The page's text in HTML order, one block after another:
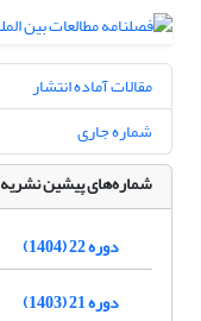
مقالات آماده انتشار
شماره جاری
شماره‌های پیشین نشریه
دوره 22 (1404)
دوره 21 (1403)